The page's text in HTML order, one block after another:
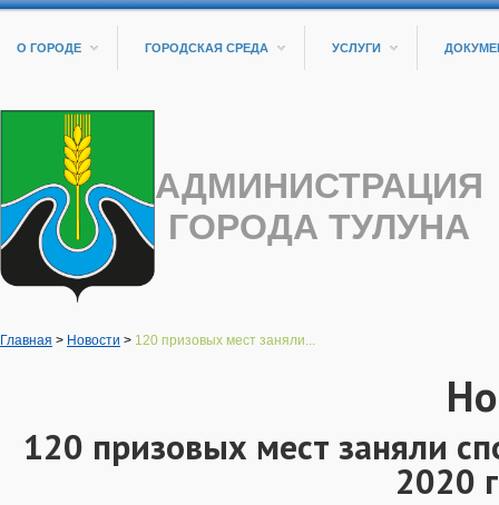
О ГОРОДЕ ГОРОДСКАЯ СРЕДА УСЛУГИ
АДМИНИСТРАЦИЯ
ГОРОДА ТУЛУНА
Главная > Новости > 120 призовых мест заняли...
120 призовых мест заняли
2020